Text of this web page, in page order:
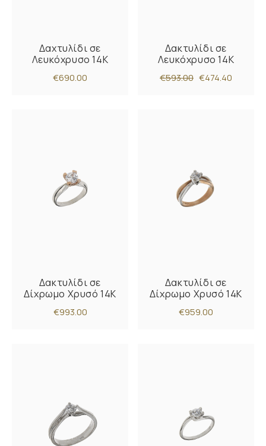
Δαχτυλίδι σε
Λευκόχρυσο 14K
€690.00
Δακτυλίδι σε
Λευκόχρυσο 14Κ
€593.00 €474.40
Δακτυλίδι σε
Δίχρωμο Χρυσό 14Κ
€993.00
Δακτυλίδι σε
Δίχρωμο Χρυσό 14Κ
€959.00